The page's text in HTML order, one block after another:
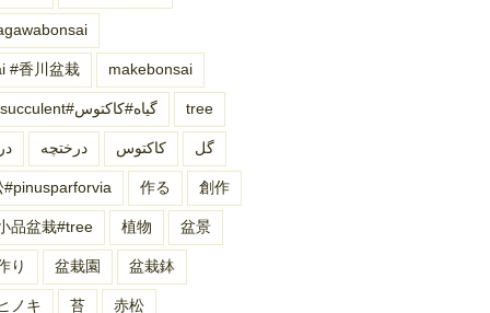
#香川盆栽 makebonsai
succulent#گیاه#کاکتوس tree
درختچه کاکتوس گل
#pinusparforvia 作る 創作
品盆栽#tree 植物 盆景
り 盆栽園 盆栽鉢
ノキ 苔 赤松